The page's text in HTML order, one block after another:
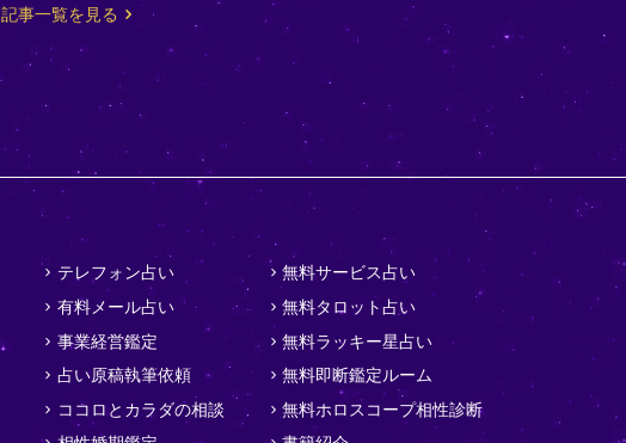
記事一覧を見る
テレフォン占い
有料メール占い
事業経営鑑定
占い原稿執筆依頼
ココロとカラダの相談
無料サービス占い
無料タロット占い
無料ラッキー星占い
無料即断鑑定ルーム
無料ホロスコープ相性診断